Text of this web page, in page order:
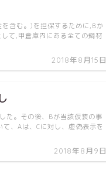
2018年8月15日
含む。)を担保するために,Bか
て,甲倉庫内にある全ての鋼材
2018年8月9日
た。その後、Bが当該仮装の事
、Aは、Cに対し、虚偽表示を